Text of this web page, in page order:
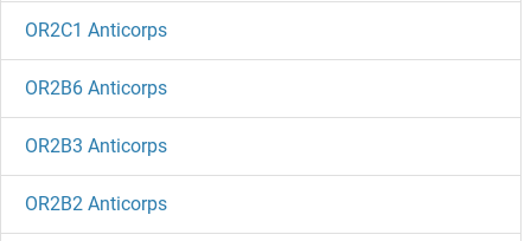
OR2C1 Anticorps
OR2B6 Anticorps
OR2B3 Anticorps
OR2B2 Anticorps